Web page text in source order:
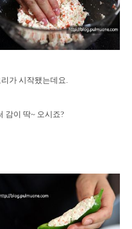
가 시작됐는데요.
감이 딱~ 오시죠?